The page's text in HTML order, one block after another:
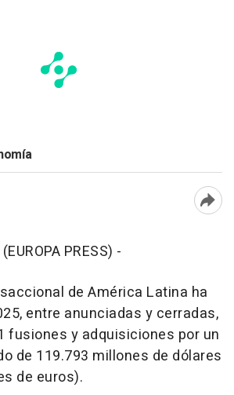
PRESS) -
de América Latina ha
entre anunciadas y cerradas,
fusiones y adquisiciones por un
de 119.793 millones de dólares
de euros).